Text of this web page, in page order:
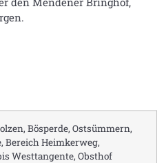
Bösperde, Ostsümmern,
Bereich Heimkerweg,
Westtangente, Obsthof